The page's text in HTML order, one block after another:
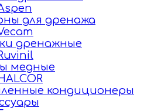
для дренажа
дренажные
медные
кондиционеры